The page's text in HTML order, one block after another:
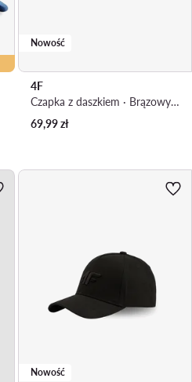
Nowość
4F
Czapka z daszkiem · Brązowy jasny
69,99zł
Nowość